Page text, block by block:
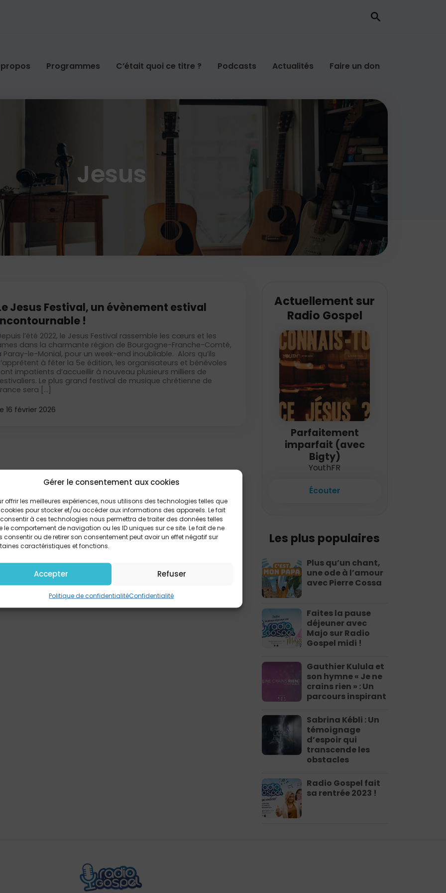
Gérer le consentement aux cookies
offrir les meilleures expériences, nous utilisons des technologies telles que
pour stocker et/ou accéder aux informations des appareils. Le fait
à ces technologies nous permettra de traiter des données telles
le comportement de navigation ou les ID uniques sur ce site. Le fait de ne
consentir ou de retirer son consentement peut avoir un effet négatif sur
caractéristiques et fonctions.
Accepter Refuser
Politique de confidentialitéConfidentialité
propos Programmes C’était quoi ce titre ? Podcasts Actualités Faire un don
Jesus
Jesus Festival, un évènement estival
!
l’été 2022, le Jesus Festival rassemble les cœurs et les
dans la charmante région de Bourgogne-Franche-Comté,
Paray-le-Monial, pour un week-end inoubliable. Alors qu’ils
à fêter la 5e édition, les organisateurs et bénévoles
impatients d’accueillir à nouveau plusieurs milliers de
Le plus grand festival de musique chrétienne de
sera […]
16 février 2026
Actuellement sur
Radio Gospel
Parfaitement
imparfait (avec
Bigty)
YouthFR
Écouter
Les plus populaires
Plus qu’un chant,
une ode à l’amour
avec Pierre Cossa
Faites la pause
déjeuner avec
Majo sur Radio
Gospel midi !
Gauthier Kulula et
son hymne « Je ne
crains rien » : Un
parcours inspirant
Sabrina Kébli : Un
témoignage
d’espoir qui
transcende les
obstacles
Radio Gospel fait
sa rentrée 2023 !